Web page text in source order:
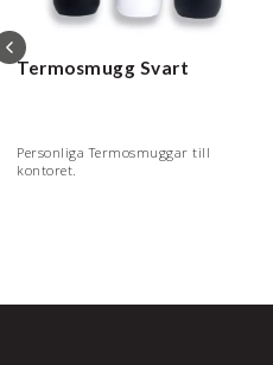
Termosmugg Svart
Personliga Termosmuggar till
kontoret.